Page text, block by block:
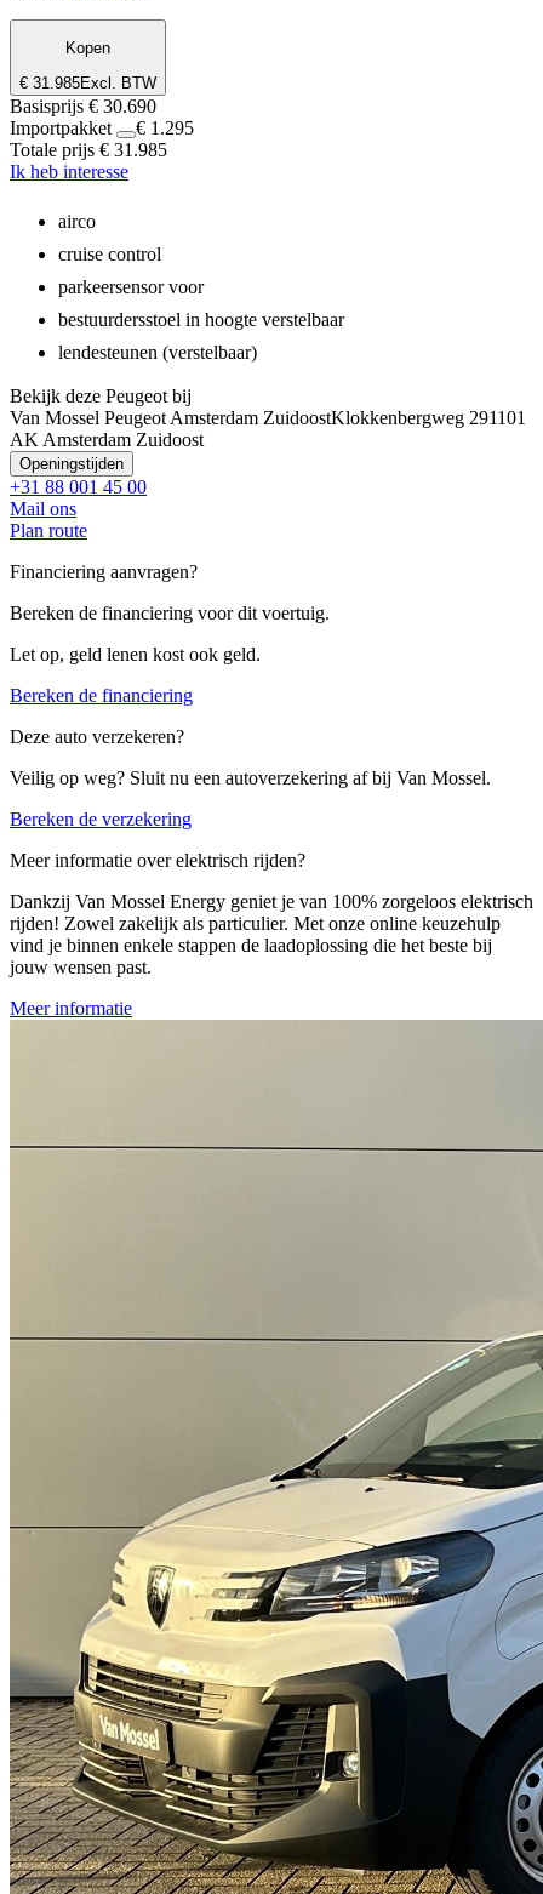
Kopen
€ 31.985Excl. BTW
Basisprijs € 30.690
Importpakket
€ 1.295
Totale prijs € 31.985
Ik heb interesse
airco
cruise control
parkeersensor voor
bestuurdersstoel in hoogte verstelbaar
lendesteunen (verstelbaar)
Bekijk deze Peugeot bij
Van Mossel Peugeot Amsterdam ZuidoostKlokkenbergweg 291101
AK Amsterdam Zuidoost
Openingstijden
+31 88 001 45 00
Mail ons
Plan route
Financiering aanvragen?
Bereken de financiering voor dit voertuig.
Let op, geld lenen kost ook geld.
Bereken de financiering
Deze auto verzekeren?
Veilig op weg? Sluit nu een autoverzekering af bij Van Mossel.
Bereken de verzekering
Meer informatie over elektrisch rijden?
Dankzij Van Mossel Energy geniet je van 100% zorgeloos elektrisch
rijden! Zowel zakelijk als particulier. Met onze online keuzehulp
vind je binnen enkele stappen de laadoplossing die het beste bij
jouw wensen past.
Meer informatie